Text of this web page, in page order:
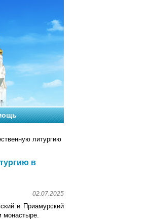
литургию
в
02.07.2025
и Приамурский
монастыре.